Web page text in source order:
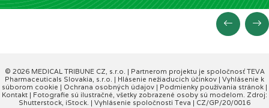
© 2026 MEDICAL TRIBUNE CZ, s.r.o. | Partnerom projektu je spoločnosť TEVA
Pharmaceuticals Slovakia, s.r.o. | Hlásenie nežiaducich účinkov | Vyhlásenie k
súborom cookie | Ochrana osobných údajov | Podmienky používania stránok |
Kontakt | Fotografie sú ilustračné, všetky zobrazené osoby sú modelom. Zdroj:
Shutterstock, iStock. | Vyhlásenie spoločnosti Teva | CZ/GP/20/0016